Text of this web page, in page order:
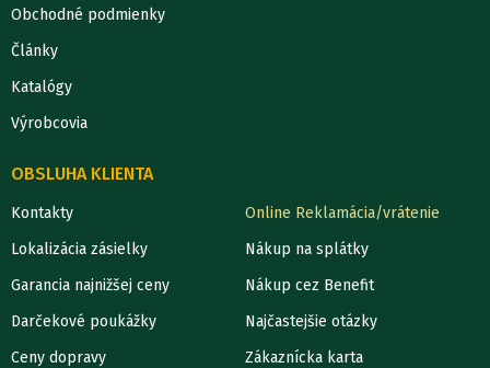
Obchodné podmienky
Články
Katalógy
Výrobcovia
OBSLUHA KLIENTA
Kontakty
Lokalizácia zásielky
Garancia najnižšej ceny
Darčekové poukážky
Ceny dopravy
Online Reklamácia/vrátenie
Nákup na splátky
Nákup cez Benefit
Najčastejšie otázky
Zákaznícka karta